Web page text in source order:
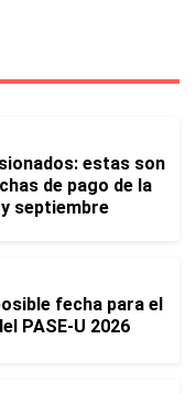
estas son
de pago de la
septiembre
fecha para el
PASE-U 2026